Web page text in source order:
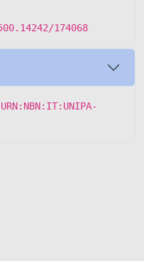
174068
URN:NBN:IT:UNIPA-